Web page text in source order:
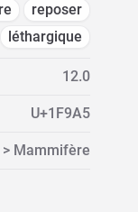
reposer
léthargique
12.0
U+1F9A5
Mammifère